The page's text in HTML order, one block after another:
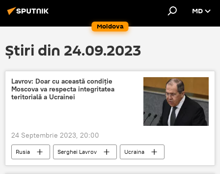
Moldova
MD
Știri din 24.09.2023
Lavrov: Doar cu această condiție
Moscova va respecta integritatea
teritorială a Ucrainei
24 Septembrie 2023, 20:00
Rusia Serghei Lavrov Ucraina